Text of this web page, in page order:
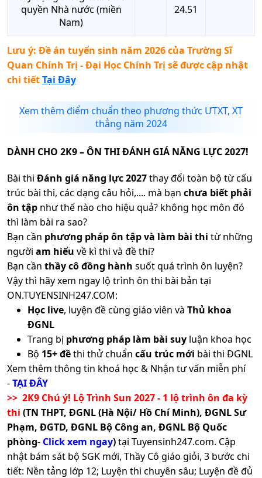
quyền Nhà nước (miền
Nam)
24.51
Lưu ý: Đề án tuyển sinh năm 2026 của Trường Sĩ
Quan Chính Trị - Đại Học Chính Trị sẽ được cập nhật
chi tiếtTại Đây
Xem thêm điểm chuẩn theo phương thức ƯTXT, XT
thẳng năm 2024
DÀNH CHO 2K9 – ÔN THI ĐÁNH GIÁ NĂNG LỰC 2027!
Bài thi Đánh giá năng lực 2027thay đổi toàn bộ từ cấu
trúc bài thi, các dạng câu hỏi,.... mà bạn chưa biết phải
ôn tập như thế nào cho hiệu quả? không học môn đó
thì làm bài ra sao?
Bạn cần phương pháp ôn tập và làm bài thi từ những
người am hiểu về kì thi và đề thi?
Bạn cần thầy cô đồng hành suốt quá trình ôn luyện?
Vậy thì hãy xem ngay lộ trình ôn thi bài bản tại
ON.TUYENSINH247.COM:
Học live, luyện đề cùng giáo viên và Thủ khoa
ĐGNL
Trang bị phương pháp làm bài suy luận khoa học
Bộ 15+ đềthi thử chuẩn cấu trúc mới bài thi ĐGNL
Xem thêm thông tin khoá học & Nhận tư vấn miễn phí
-TẠI ĐÂY
>> 2K9 Chú ý! Lộ Trình Sun 2027 - 1 lộ trình ôn đa kỳ
thi (TN THPT, ĐGNL (Hà Nội/ Hồ Chí Minh), ĐGNL Sư
Phạm, ĐGTD, ĐGNL Bộ Công an, ĐGNL Bộ Quốc
phòng- Click xem ngay)tại Tuyensinh247.com. Cập
nhật bám sát bộ SGK mới, Thầy Cô giáo giỏi, 3 bước chi
tiết: Nền tảng lớp 12; Luyện thi chuyên sâu; Luyện đề đủ